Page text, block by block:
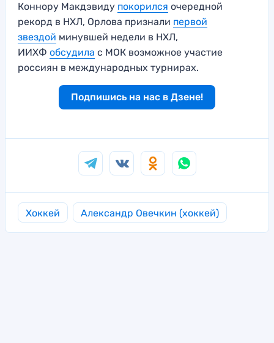
Коннору Макдэвиду покорился очередной
рекорд в НХЛ, Орлова признали первой
звездой минувшей недели в НХЛ,
ИИХФ обсудила с МОК возможное участие
россиян в международных турнирах.
Подпишись на нас в Дзене!
Хоккей Александр Овечкин (хоккей)